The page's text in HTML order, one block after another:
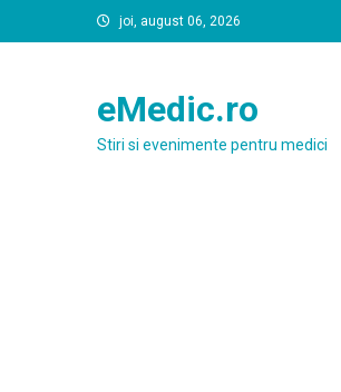
to
joi, august 06, 2026
eMedic.ro
Stiri si evenimente pentru medici